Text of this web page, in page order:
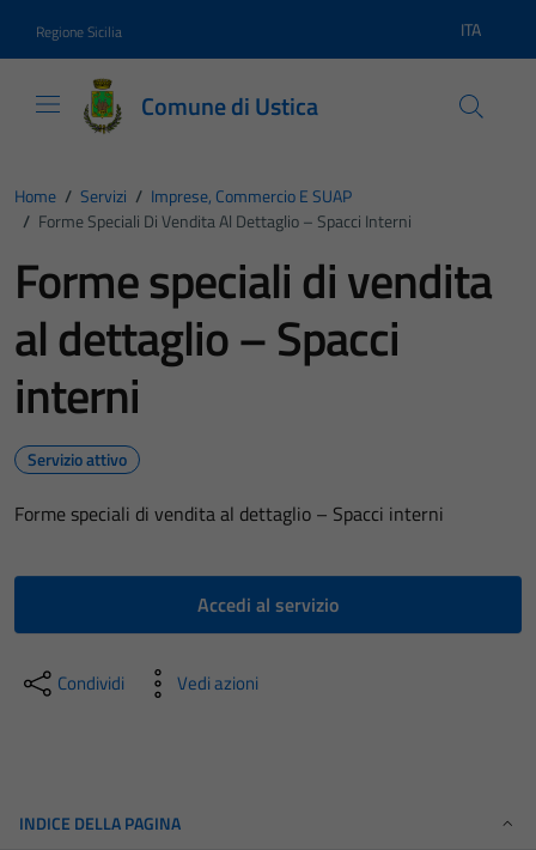
Regione Sicilia Lingua
ITA
Comune di Ustica
Home / Servizi / Imprese, Commercio E SUAP
/ Forme Speciali Di Vendita Al Dettaglio – Spacci Interni
Forme speciali di vendita
al dettaglio – Spacci
interni
Servizio attivo
Forme speciali di vendita al dettaglio – Spacci interni
Accedi al servizio
Condividi Vedi azioni
INDICE DELLA PAGINA